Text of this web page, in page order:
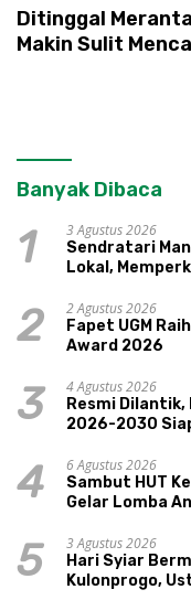
Ditinggal
Makin Sulit
Banyak Dibaca
1
3 Agustus 2026
Sendratari
Lokal,
2
2 Agustus 2026
Fapet UGM
Award 2026
3
4 Agustus 2026
Resmi Dilantik,
2026-2030
4
6 Agustus 2026
Sambut HUT
Gelar Lomba
5
3 Agustus 2026
Hari Syiar
Kulonprogo,